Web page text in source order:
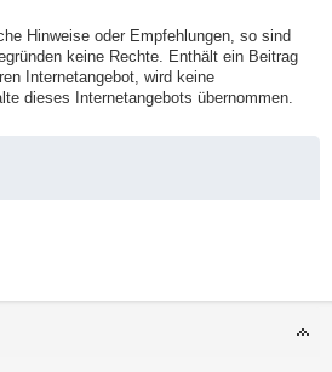
Hinweise oder Empfehlungen, so sind
keine Rechte. Enthält ein Beitrag
Internetangebot, wird keine
dieses Internetangebots übernommen.